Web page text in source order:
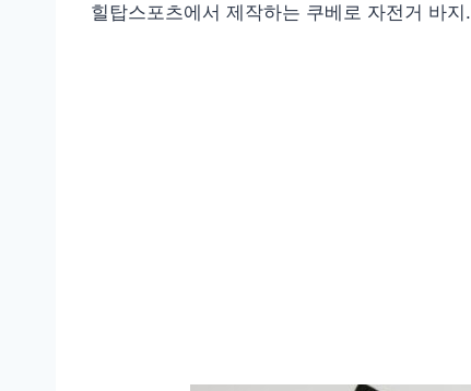
힐탑스포츠에서 제작하는 쿠베로 자전거 바지.